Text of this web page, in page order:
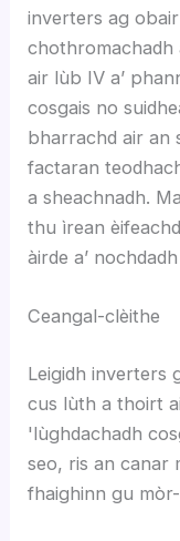
inverters ag obair
chothromachadh
air lùb IV a’
cosgais no
bharrachd air an
factaran
a sheachnadh.
thu ìrean
àirde a’
Ceangal-clèithe
Leigidh inverters
cus lùth a thoirt
'lùghdachadh
seo, ris an canar
fhaighinn gu